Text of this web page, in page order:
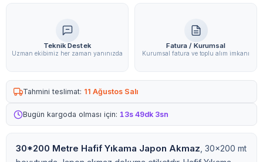
Teknik Destek
Uzman ekibimiz her zaman yanınızda
Fatura / Kurumsal
Kurumsal fatura ve toplu alım imkanı
Tahmini teslimat: 11 Ağustos Salı
Bugün kargoda olması için: 13s 49dk 2sn
30*200 Metre Hafif Yıkama Japon Akmaz , 30x200 mt